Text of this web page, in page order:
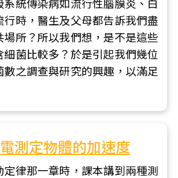
系統傳染病如流行性腦膜炎、白
行時，醫生及父母都告訴我們盡
場所？所以我們想，是不是這些
細菌比較多？於是引起我們幾位
數之調查與研究的興趣，以滿足
測定物體的加速度
定律那一章時，課本講到兩種測